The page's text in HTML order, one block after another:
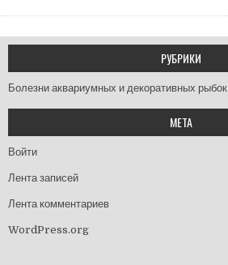
РУБРИКИ
Болезни аквариумных и декоративных рыбок
МЕТА
Войти
Лента записей
Лента комментариев
WordPress.org